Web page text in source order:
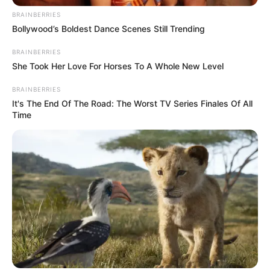
Le puede interesar:Crónica de una tragedia anunciada:
BRAINBERRIES
Bollywood’s Boldest Dance Scenes Still Trending
BRAINBERRIES
She Took Her Love For Horses To A Whole New Level
BRAINBERRIES
It's The End Of The Road: The Worst TV Series Finales Of All
Time